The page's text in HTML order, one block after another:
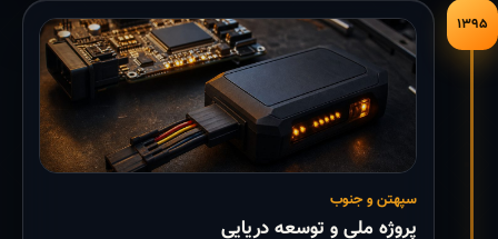
۱۳۹۵
سپهتن و جنوب
پروژه ملی و توسعه دریایی